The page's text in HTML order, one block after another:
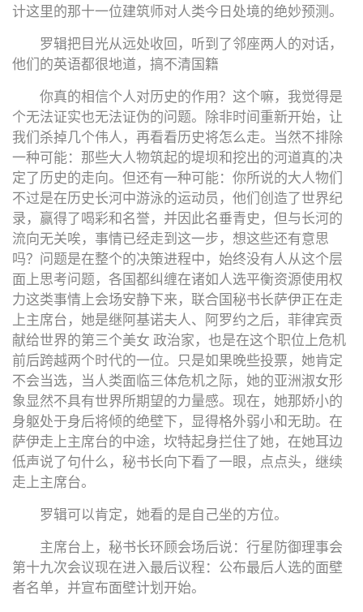
计这里的那十一位建筑师对人类今日处境的绝妙预测。
罗辑把目光从远处收回，听到了邻座两人的对话，
他们的英语都很地道，搞不清国籍
你真的相信个人对历史的作用？这个嘛，我觉得是
个无法证实也无法证伪的问题。除非时间重新开始，让
我们杀掉几个伟人，再看看历史将怎么走。当然不排除
一种可能：那些大人物筑起的堤坝和挖出的河道真的决
定了历史的走向。但还有一种可能：你所说的大人物们
不过是在历史长河中游泳的运动员，他们创造了世界纪
录，赢得了喝彩和名誉，并因此名垂青史，但与长河的
流向无关唉，事情已经走到这一步，想这些还有意思
吗？问题是在整个的决策进程中，始终没有人从这个层
面上思考问题，各国都纠缠在诸如人选平衡资源使用权
力这类事情上会场安静下来，联合国秘书长萨伊正在走
上主席台，她是继阿基诺夫人、阿罗约之后，菲律宾贡
献给世界的第三个美女 政治家，也是在这个职位上危机
前后跨越两个时代的一位。只是如果晚些投票，她肯定
不会当选，当人类面临三体危机之际，她的亚洲淑女形
象显然不具有世界所期望的力量感。现在，她那娇小的
身躯处于身后将倾的绝壁下，显得格外弱小和无助。在
萨伊走上主席台的中途，坎特起身拦住了她，在她耳边
低声说了句什么，秘书长向下看了一眼，点点头，继续
走上主席台。
罗辑可以肯定，她看的是自己坐的方位。
主席台上，秘书长环顾会场后说：行星防御理事会
第十九次会议现在进入最后议程：公布最后人选的面壁
者名单，并宣布面壁计划开始。